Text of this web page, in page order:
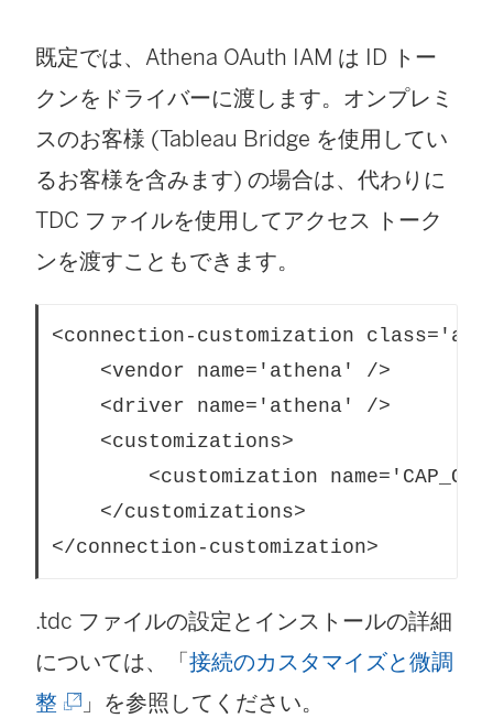
既定では、Athena OAuth IAM は ID トー
クンをドライバーに渡します。オンプレミ
スのお客様 (Tableau Bridge を使用してい
るお客様を含みます) の場合は、代わりに
TDC ファイルを使用してアクセス トーク
ンを渡すこともできます。
<connection-customization
    <vendor name='athena' />
    <driver name='athena' />
    <customizations>
<customization
    </customizations>
.tdc ファイルの設定とインストールの詳細
については、「接続のカスタマイズと微調
整 (
」を参照してください。